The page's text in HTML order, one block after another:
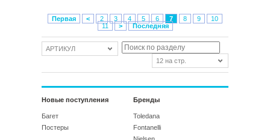
Первая < 2 3 4 5 6 7 8 9
10
11
> Последняя
АРТИКУЛ
12 на стр.
Новые поступления
Багет
Постеры
Бренды
Toledana
Fontanelli